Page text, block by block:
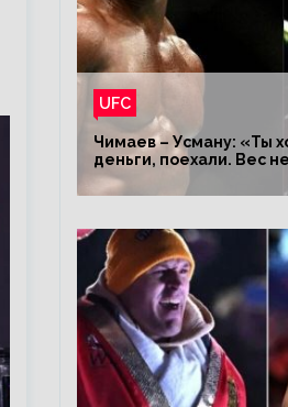
UFC
Чимаев – Усману: «Ты
деньги, поехали. Вес
Я – король»